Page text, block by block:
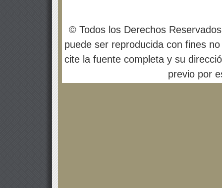
© Todos los Derechos
puede ser reproducida con fines
cite la fuente completa y su
previo por